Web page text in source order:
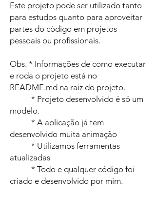
Este projeto pode ser utilizado tanto
para estudos quanto para aproveitar
partes do código em projetos
pessoais ou profissionais.
Obs. * Informações de como executar
e roda o projeto está no
README.md na raiz do projeto.
* Projeto desenvolvido é só um
modelo.
* A aplicação já tem
desenvolvido muita animação
* Utilizamos ferramentas
atualizadas
* Todo e qualquer código foi
criado e desenvolvido por mim.